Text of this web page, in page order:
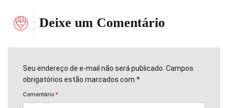
Deixe um Comentário
Seu endereço de e-mail não será publicado. Campos
obrigatórios estão marcados com *
Comentário *